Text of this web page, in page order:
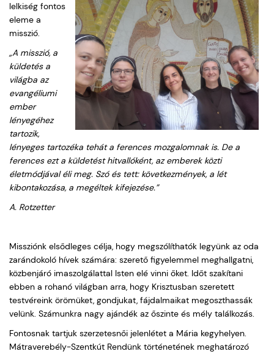
lelkiség fontos
eleme a
misszió.
„A misszió, a
küldetés a
világba az
evangéliumi
ember
lényegéhez
tartozik,
lényeges tartozéka tehát a ferences mozgalomnak is. De a
ferences ezt a küldetést hitvallóként, az emberek közti
életmódjával éli meg. Szó és tett: következmények, a lét
kibontakozása, a megéltek kifejezése.”
A. Rotzetter
Missziónk elsődleges célja, hogy megszólíthatók legyünk az oda
zarándokoló hívek számára: szerető figyelemmel meghallgatni,
közbenjáró imaszolgálattal Isten elé vinni őket. Időt szakítani
ebben a rohanó világban arra, hogy Krisztusban szeretett
testvéreink örömüket, gondjukat, fájdalmaikat megoszthassák
velünk. Számunkra nagy ajándék az őszinte és mély találkozás.
Fontosnak tartjuk szerzetesnői jelenlétet a Mária kegyhelyen.
Mátraverebély-Szentkút Rendünk történetének meghatározó